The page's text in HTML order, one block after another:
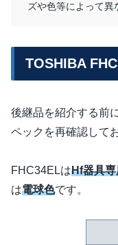
ズや色等によって異
TOSHIBA
後継品を紹介する前
ペックを再確認して
FHC34ELはHf器具専
は電球色です。